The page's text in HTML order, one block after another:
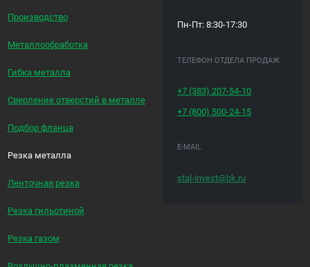
Производство
Металлообработка
Гибка металла
Сверление отверстий в металле
Подбор фланца
Резка металла
Ленточная резка
Резка гильотиной
Резка газом
Пн-Пт: 8:30-17:30
ТЕЛЕФОН ОТДЕЛА ПРОДАЖ
+7 (383)207-54-10
+7 (800) 500-24-15
E-MAIL
stal-invest@bk.ru